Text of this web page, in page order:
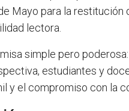
Mayo para la restitución
lectora.
simple pero
estudiantes y
y el compromiso con la